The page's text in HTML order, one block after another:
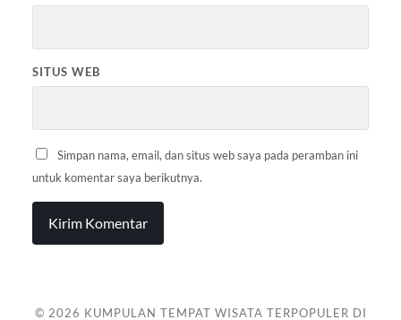
SITUS WEB
Simpan nama, email, dan situs web saya pada peramban ini
untuk komentar saya berikutnya.
© 2026 KUMPULAN TEMPAT WISATA TERPOPULER DI